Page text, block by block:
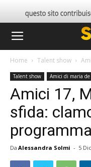
Home Talent show
Talent show Amici di maria
Amici 17,
sfida:
programma
Da Alessandra Solmi - 5